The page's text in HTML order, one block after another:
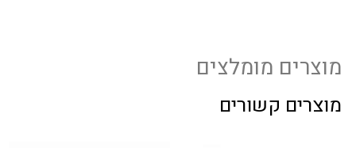
מוצרים מומלצים
מוצרים קשורים